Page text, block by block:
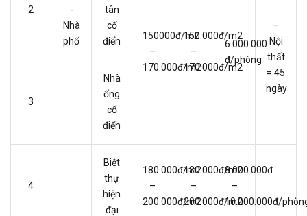
-
Nhà
phố
–
Nội
thất
= 45
ngày
2
tân
cổ
điển
150000đ/m2
–
170.000đ/m2
150.000đ/m2
–
170.000đ/m2
6.000.000
đ/phòng
3
Nhà
ống
cổ
điển
4
Biệt
thự
hiện
đại
180.000đ/m2
–
200.000đ/m2
180.000đ/m2
–
200.000đ/m2
8.000.000đ
–
10.000.000đ/